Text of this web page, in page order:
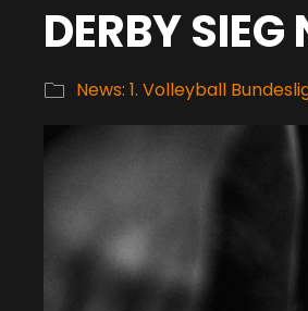
DERBY
News: 1. Volleyball